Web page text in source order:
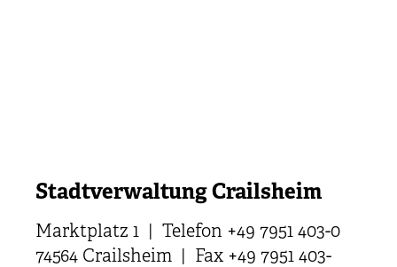
Stadtverwaltung Crailsheim
Marktplatz 1 | Telefon +49 7951 403-0
74564 Crailsheim | Fax +49 7951 403-